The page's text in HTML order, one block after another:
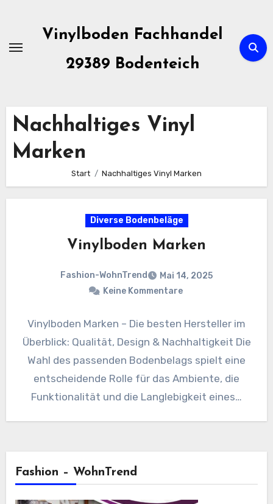
springen
Vinylboden Fachhandel
29389 Bodenteich
Nachhaltiges Vinyl
Marken
Start Nachhaltiges Vinyl Marken
Diverse Bodenbeläge
Vinylboden Marken
Fashion-WohnTrend
Mai 14, 2025
Keine Kommentare
Vinylboden Marken – Die besten Hersteller im
Überblick: Qualität, Design & Nachhaltigkeit Die
Wahl des passenden Bodenbelags spielt eine
entscheidende Rolle für das Ambiente, die
Funktionalität und die Langlebigkeit eines…
Fashion – WohnTrend